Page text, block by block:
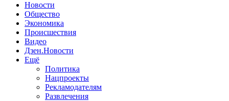
Новости
Общество
Экономика
Происшествия
Видео
Дзен.Новости
Ещё
Политика
Нацпроекты
Рекламодателям
Развлечения